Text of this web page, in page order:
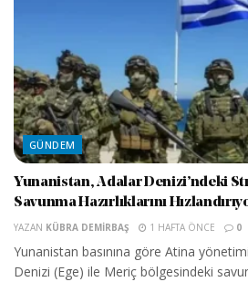
GÜNDEM
Yunanistan, Adalar Denizi’ndeki
Savunma Hazırlıklarını
YAZAN KÜBRA DEMIRBAŞ 1 HAFTA ÖNCE 0
Yunanistan basınına göre Atina
Denizi (Ege) ile Meriç bölgesindeki